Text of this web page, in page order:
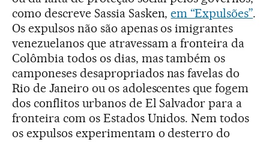
como descreve Sassia Sasken,em “Expulsões”.
Os expulsos não são apenas os imigrantes
venezuelanos que atravessam a fronteira da
Colômbia todos os dias, mas também os
camponeses desapropriados nas favelas do
Rio de Janeiro ou os adolescentes que fogem
dos conflitos urbanos de El Salvador para a
fronteira com os Estados Unidos. Nem todos
os expulsos experimentam o desterro do